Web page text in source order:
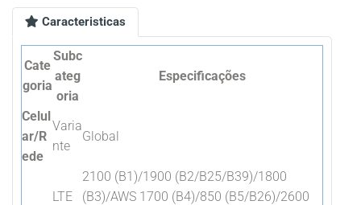
Caracteristicas
Cate
goria
Subc
ateg
oria
Especificações
Celul
ar/R
ede
Varia
nte
Global
LTE
2100 (B1)/1900 (B2/B25/B39)/1800
(B3)/AWS 1700 (B4)/850 (B5/B26)/2600